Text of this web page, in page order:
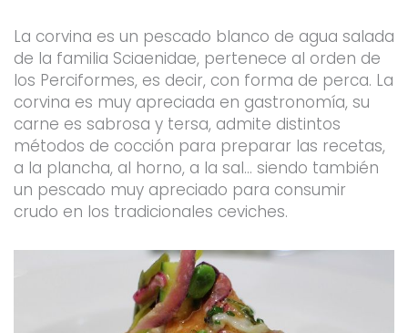
La corvina es un pescado blanco de agua salada
de la familia Sciaenidae, pertenece al orden de
los Perciformes, es decir, con forma de perca. La
corvina es muy apreciada en gastronomía, su
carne es sabrosa y tersa, admite distintos
métodos de cocción para preparar las recetas,
a la plancha, al horno, a la sal… siendo también
un pescado muy apreciado para consumir
crudo en los tradicionales ceviches.